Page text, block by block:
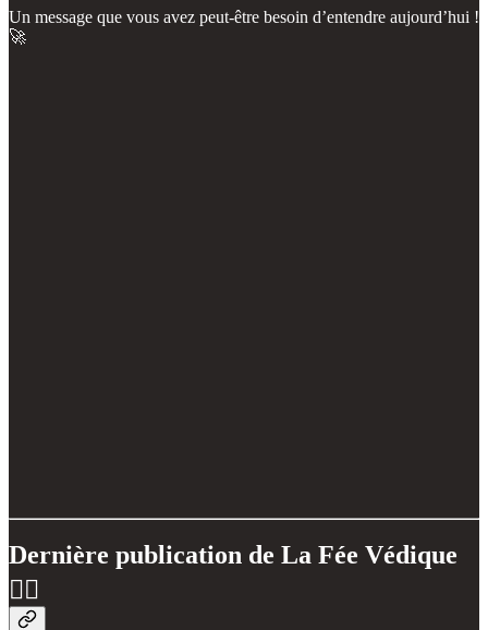
Un message que vous avez peut-être besoin d’entendre aujourd’hui !
🚀
Dernière publication de La Fée Védique
🧚‍♀️